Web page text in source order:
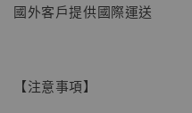
國外客戶提供國際運送
【注意事項】